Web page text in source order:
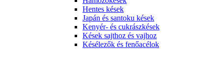
Hentes kések
Japán és santoku kések
Kenyér- és cukrászkések
Kések sajthoz és vajhoz
Késélezők és fenőacélok